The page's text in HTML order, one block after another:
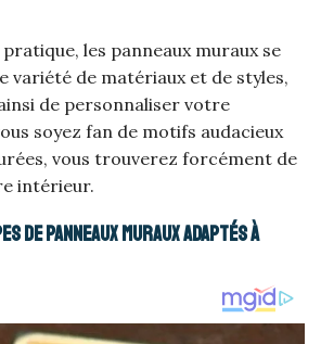
les panneaux muraux se
variété de matériaux et de styles,
de personnaliser votre
soyez fan de motifs audacieux
vous trouverez forcément de
intérieur.
de panneaux muraux adaptés à